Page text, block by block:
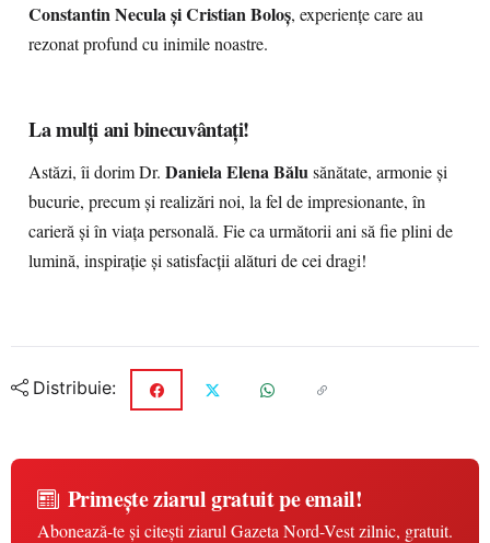
Constantin Necula și Cristian Boloș, experiențe care au
rezonat profund cu inimile noastre.
La mulți ani binecuvântați!
Astăzi, îi dorim Dr. Daniela Elena Bălusănătate, armonie și
bucurie, precum și realizări noi, la fel de impresionante, în
carieră și în viața personală. Fie ca următorii ani să fie plini de
lumină, inspirație și satisfacții alături de cei dragi!
Distribuie:
Primește ziarul gratuit pe email!
Abonează-te și citești ziarul Gazeta Nord-Vest zilnic, gratuit.